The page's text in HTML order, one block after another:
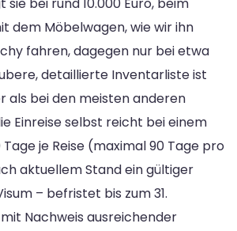
bei rund 10.000 Euro, beim
dem Möbelwagen, wie wir ihn
fahren, dagegen nur bei etwa
detaillierte Inventarliste ist
als bei den meisten anderen
Einreise selbst reicht bei einem
je Reise (maximal 90 Tage pro
aktuellem Stand ein gültiger
– befristet bis zum 31.
Nachweis ausreichender